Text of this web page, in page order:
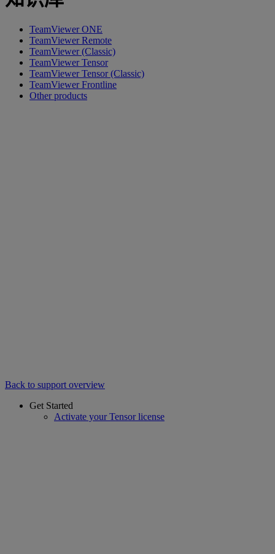
TeamViewer ONE
TeamViewer Remote
TeamViewer (Classic)
TeamViewer Tensor
TeamViewer Tensor (Classic)
TeamViewer Frontline
Other products
Back to support overview
Get Started
Activate your Tensor license